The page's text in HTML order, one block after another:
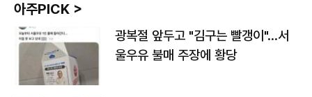
아주PICK >
광복절 앞두고 "김구는 빨갱이"…서
울우유 불매 주장에 황당